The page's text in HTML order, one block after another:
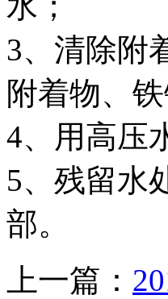
3、清除附
附着物、
4、用高压
5、残留水
部。
上一篇：